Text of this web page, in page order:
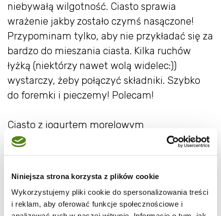
Niniejsza strona korzysta z plików cookie
Wykorzystujemy pliki cookie do spersonalizowania treści
i reklam, aby oferować funkcje społecznościowe i
niebywałą wilgotność. Ciasto sprawia
wrażenie jakby zostało czymś nasączone!
Przypominam tylko, aby nie przykładać się za
bardzo do mieszania ciasta. Kilka ruchów
łyżką (niektórzy nawet wolą widelec:))
wystarczy, żeby połączyć składniki. Szybko
do foremki i pieczemy! Polecam!
Ciasto z jogurtem morelowym
tortownica średnicy 23 cm
2/3 szklanki* jogurtu naturalnego
2 morele